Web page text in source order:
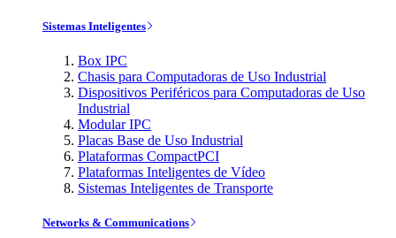
Sistemas Inteligentes
Box IPC
Chasis para Computadoras de Uso Industrial
Dispositivos Periféricos para Computadoras de Uso
Industrial
Modular IPC
Placas Base de Uso Industrial
Plataformas CompactPCI
Plataformas Inteligentes de Vídeo
Sistemas Inteligentes de Transporte
Networks & Communications